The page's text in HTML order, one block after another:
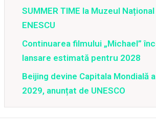
SUMMER TIME la Muzeul Național
ENESCU
Continuarea filmului „Michael”
lansare estimată pentru 2028
Beijing devine Capitala Mondială
2029, anunțat de UNESCO